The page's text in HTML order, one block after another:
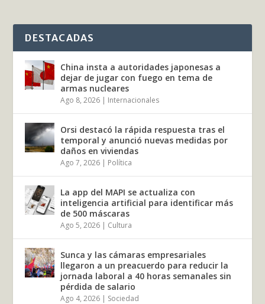
DESTACADAS
China insta a autoridades japonesas a
dejar de jugar con fuego en tema de
armas nucleares
Ago 8, 2026 | Internacionales
Orsi destacó la rápida respuesta tras el
temporal y anunció nuevas medidas por
daños en viviendas
Ago 7, 2026 | Política
La app del MAPI se actualiza con
inteligencia artificial para identificar más
de 500 máscaras
Ago 5, 2026 | Cultura
Sunca y las cámaras empresariales
llegaron a un preacuerdo para reducir la
jornada laboral a 40 horas semanales sin
pérdida de salario
Ago 4, 2026 | Sociedad